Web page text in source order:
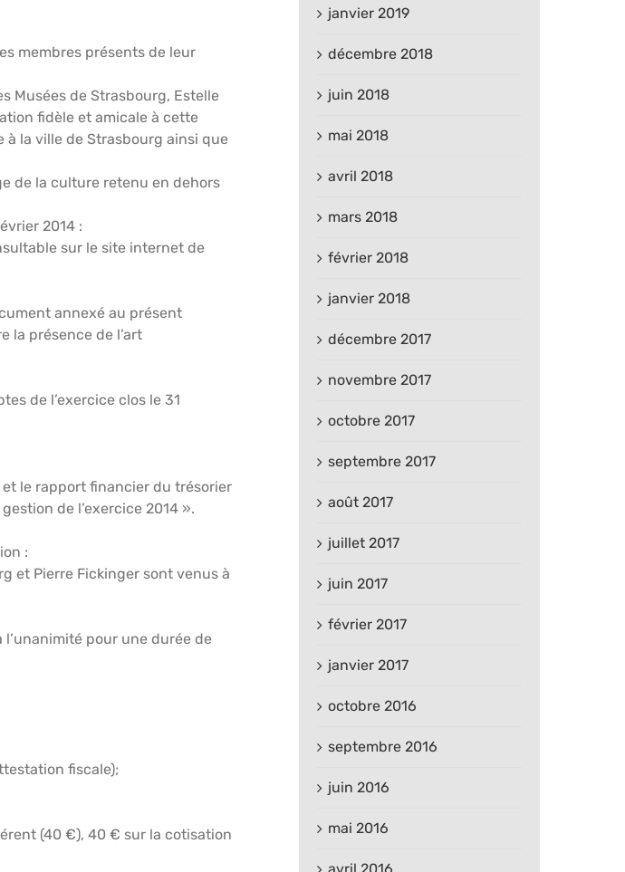
membres présents de leur
Musées de Strasbourg, Estelle
fidèle et amicale à cette
à la ville de Strasbourg ainsi que
de la culture retenu en dehors
2014 :
sur le site internet de
annexé au présent
la présence de l’art
de l’exercice clos le 31
et le rapport financier du trésorier
de l’exercice 2014 ».
:
et Pierre Fickinger sont venus à
l’unanimité pour une durée de
fiscale);
(40 €), 40 € sur la cotisation
janvier 2019
décembre 2018
juin 2018
mai 2018
avril 2018
mars 2018
février 2018
janvier 2018
décembre 2017
novembre 2017
octobre 2017
septembre 2017
août 2017
juillet 2017
juin 2017
février 2017
janvier 2017
octobre 2016
septembre 2016
juin 2016
mai 2016